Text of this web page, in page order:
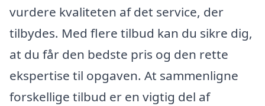
vurdere kvaliteten af det service, der
tilbydes. Med flere tilbud kan du sikre dig,
at du får den bedste pris og den rette
ekspertise til opgaven. At sammenligne
forskellige tilbud er en vigtig del af